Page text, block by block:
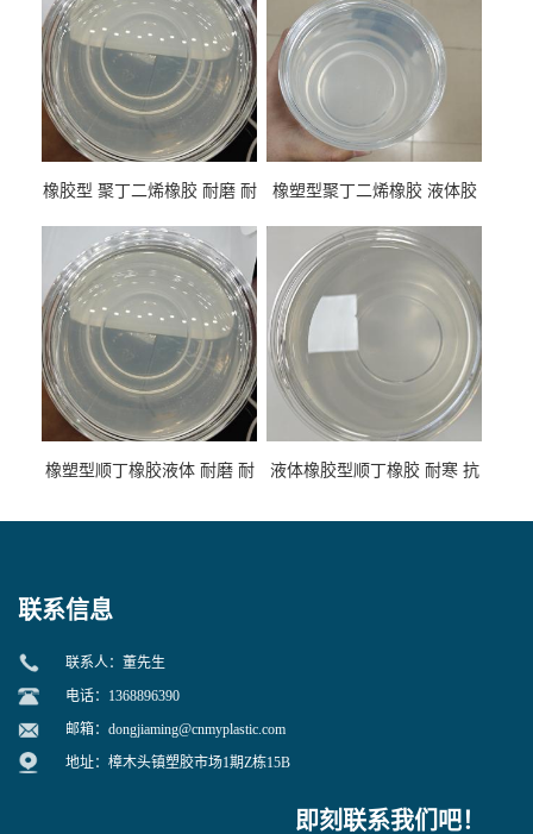
橡胶型 聚丁二烯橡胶 耐磨 耐
性
橡塑型聚丁二烯橡胶 液体胶
专用
橡塑型顺丁橡胶液体 耐磨 耐
液体橡胶型顺丁橡胶 耐寒 抗
联系信息
联系人：董先生
电话：1368896390
邮箱： dongjiaming@cnmyplastic.com
地址：樟木头镇塑胶市场1期Z栋15B
即刻联系我们吧！